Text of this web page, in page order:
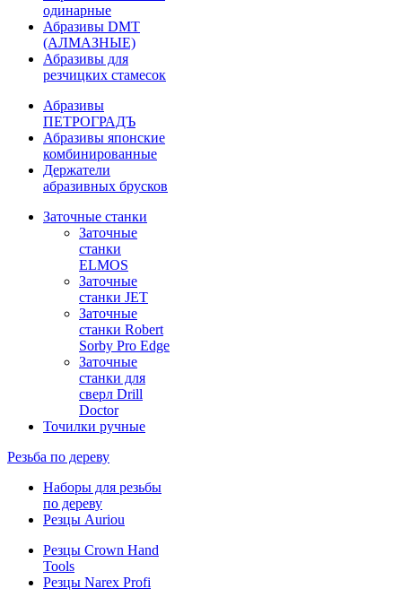
одинарные
Абразивы DMT
(АЛМАЗНЫЕ)
Абразивы для
резчицких стамесок
Абразивы
ПЕТРОГРАДЪ
Абразивы японские
комбинированные
Держатели
абразивных брусков
Заточные станки
Заточные
станки
ELMOS
Заточные
станки JET
Заточные
станки Robert
Sorby Pro Edge
Заточные
станки для
сверл Drill
Doctor
Точилки ручные
Резьба по дереву
Наборы для резьбы
по дереву
Резцы Auriou
Резцы Crown Hand
Tools
Резцы Narex Profi